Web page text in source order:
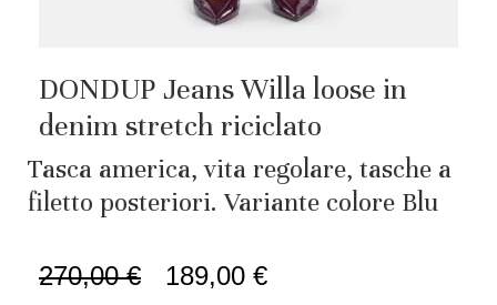
DONDUP Jeans Willa loose in
denim stretch riciclato
Tasca america, vita regolare, tasche a
filetto posteriori. Variante colore Blu
270,00€ 189,00 €